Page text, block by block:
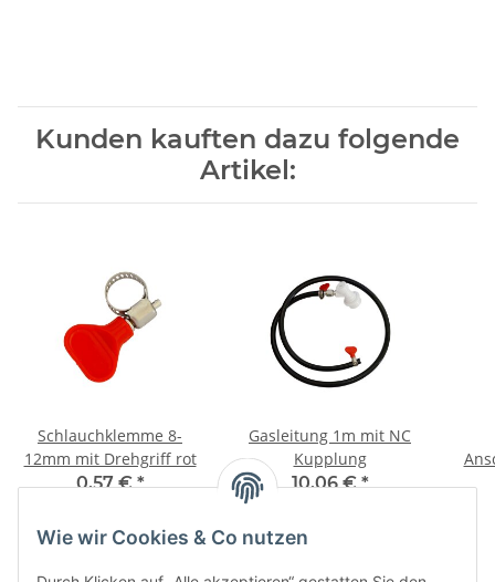
Wie wir Cookies & Co nutzen
Kunden kauften dazu folgende
Artikel:
Schlauchklemme 8-
12mm mit Drehgriff rot
0,57 €*
Gasleitung 1m mit NC
Kupplung
10,06 €*